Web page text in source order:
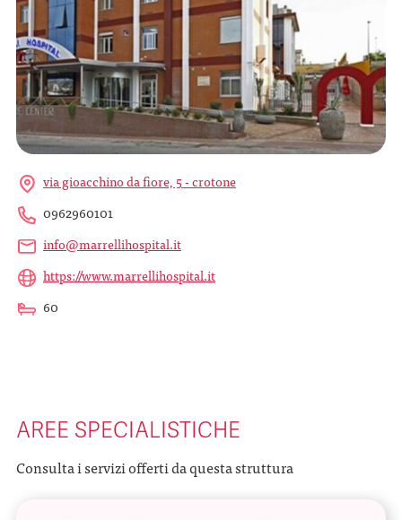
via gioacchino da fiore, 5 - crotone
0962960101
info@marrellihospital.it
https://www.marrellihospital.it
60
AREE SPECIALISTICHE
Consulta i servizi offerti da questa struttura